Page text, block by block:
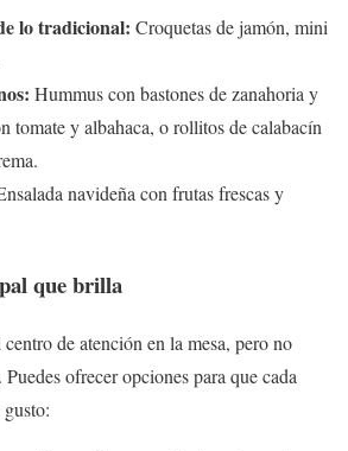
lo tradicional: Croquetas de jamón, mini
Hummus con bastones de zanahoria y
tomate y albahaca, o rollitos de calabacín
navideña con frutas frescas y
que brilla
de atención en la mesa, pero no
ofrecer opciones para que cada